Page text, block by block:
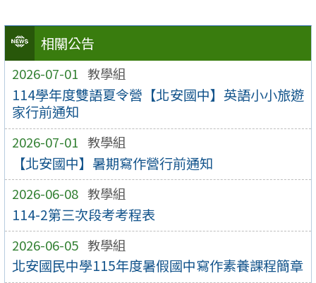
相關公告
2026-07-01 教學組
114學年度雙語夏令營【北安國中】英語小小旅遊
家行前通知
2026-07-01 教學組
【北安國中】暑期寫作營行前通知
2026-06-08 教學組
114-2第三次段考考程表
2026-06-05 教學組
北安國民中學115年度暑假國中寫作素養課程簡章